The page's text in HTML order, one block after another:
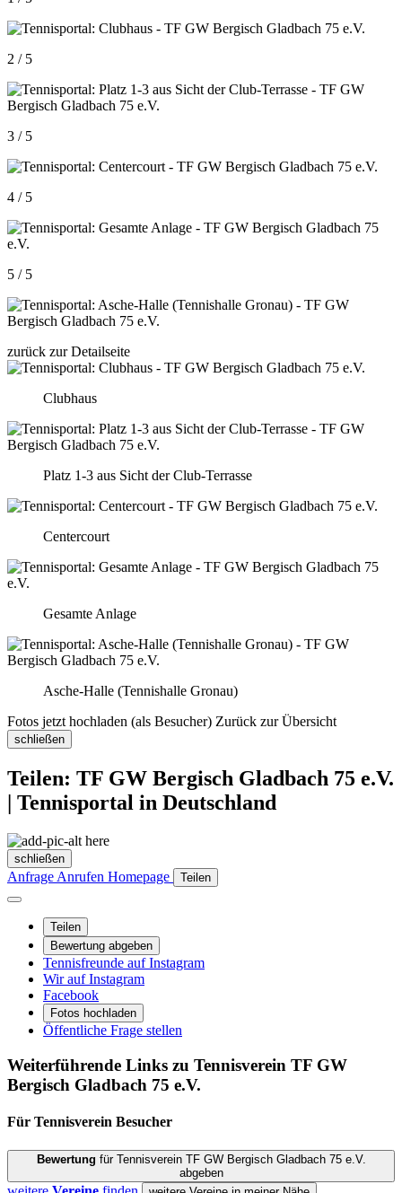
2 / 5
3 / 5
4 / 5
5 / 5
zurück zur Detailseite
Clubhaus
Platz 1-3 aus Sicht der Club-Terrasse
Centercourt
Gesamte Anlage
Asche-Halle (Tennishalle Gronau)
Fotos jetzt hochladen (als Besucher) Zurück zur Übersicht
schließen
Teilen: TF GW Bergisch Gladbach 75 e.V.
| Tennisportal in Deutschland
schließen
Anfrage Anrufen Homepage Teilen
Teilen
Bewertung abgeben
Tennisfreunde auf Instagram
Wir auf Instagram
Facebook
Fotos hochladen
Öffentliche Frage stellen
Weiterführende Links zu Tennisverein TF GW
Bergisch Gladbach 75 e.V.
Für Tennisverein Besucher
Bewertung für Tennisverein TF GW Bergisch Gladbach 75 e.V.
abgeben